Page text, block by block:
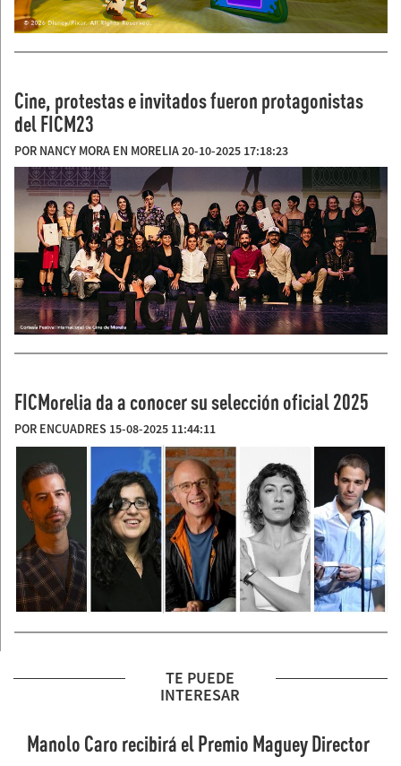
Cine, protestas e invitados fueron protagonistas
del FICM23
POR NANCY MORA EN MORELIA 20-10-2025 17:18:23
FICMorelia da a conocer su selección oficial 2025
POR ENCUADRES 15-08-2025 11:44:11
TE PUEDE
INTERESAR
Manolo Caro recibirá el Premio Maguey Director